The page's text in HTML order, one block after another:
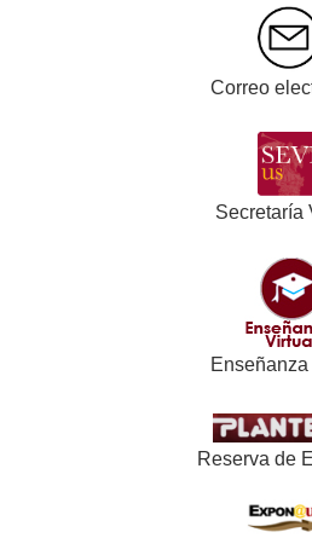
Correo
Secretaría
Enseñanza
Reserva de